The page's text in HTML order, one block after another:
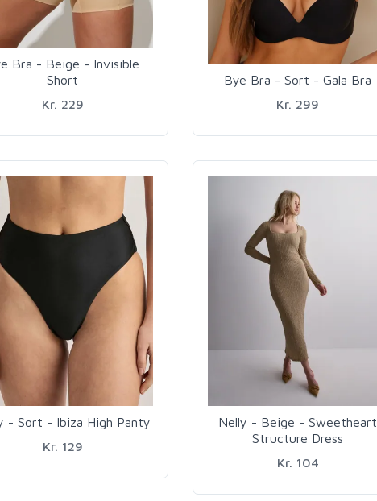
Bra - Beige - Invisible
Short
Kr. 229
Bye Bra - Sort - Gala Bra
Kr. 299
- Sort - Ibiza High Panty
Kr. 129
Nelly - Beige - Sweetheart
Structure Dress
Kr. 104